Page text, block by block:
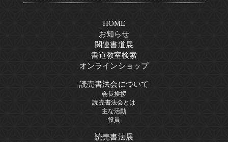
HOME
お知らせ
関連書道展
書道教室検索
オンラインショップ
読売書法会について
会長挨拶
読売書法会とは
主な活動
役員
読売書法展